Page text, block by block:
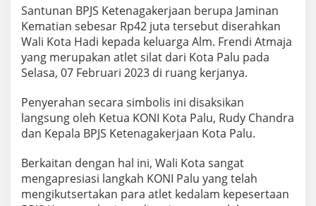
Santunan BPJS Ketenagakerjaan berupa Jaminan
Kematian sebesar Rp42 juta tersebut diserahkan
Wali Kota Hadi kepada keluarga Alm. Frendi Atmaja
yang merupakan atlet silat dari Kota Palu pada
Selasa, 07 Februari 2023 di ruang kerjanya.
Penyerahan secara simbolis ini disaksikan
langsung oleh Ketua KONI Kota Palu, Rudy Chandra
dan Kepala BPJS Ketenagakerjaan Kota Palu.
Berkaitan dengan hal ini, Wali Kota sangat
mengapresiasi langkah KONI Palu yang telah
mengikutsertakan para atlet kedalam kepesertaan